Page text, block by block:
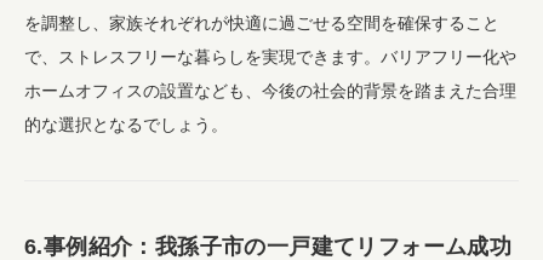
を調整し、家族それぞれが快適に過ごせる空間を確保すること
で、ストレスフリーな暮らしを実現できます。バリアフリー化や
ホームオフィスの設置なども、今後の社会的背景を踏まえた合理
的な選択となるでしょう。
6.事例紹介：我孫子市の一戸建てリフォーム成功